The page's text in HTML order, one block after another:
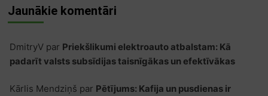
Jaunākie komentāri
DmitryVpar Priekšlikumi elektroauto atbalstam: Kā
padarīt valsts subsīdijas taisnīgākas un efektīvākas
Kārlis Mendziņš par Pētījums: Kafija un pusdienas ir